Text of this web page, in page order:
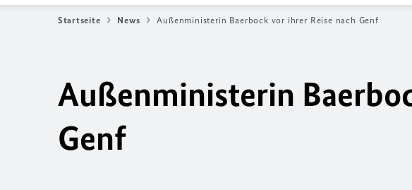
Startseite News Außenministerin Baerbock vor ihrer Reise nach Genf
Außenministerin
Genf